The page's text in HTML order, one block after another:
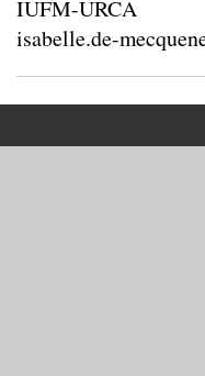
IUFM-URCA
isabelle.de-